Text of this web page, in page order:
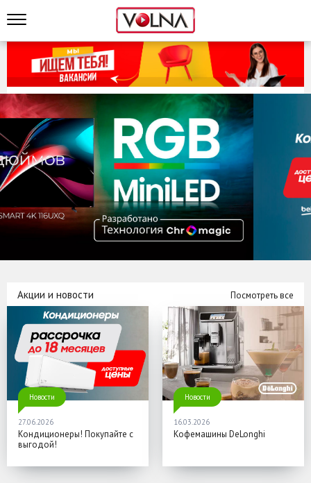
Акции и новости Посмотреть все
Новости
27.06.2026
Кондиционеры! Покупайте с
выгодой!
Новости
16.03.2026
Кофемашины DeLonghi